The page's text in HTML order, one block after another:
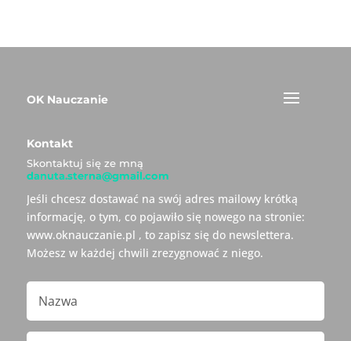
OK Nauczanie
Kontakt
Skontaktuj się ze mną
danuta.sterna@gmail.com
Jeśli chcesz dostawać na swój adres mailowy krótką
informację, o tym, co pojawiło się nowego na stronie:
www.oknauczanie.pl , to zapisz się do newslettera.
Możesz w każdej chwili zrezygnować z niego.